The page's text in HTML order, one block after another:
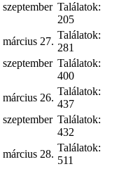
Találatok:
205
március 27.
Találatok:
281
Találatok:
400
március 26.
Találatok:
437
Találatok:
432
március 28.
Találatok:
511